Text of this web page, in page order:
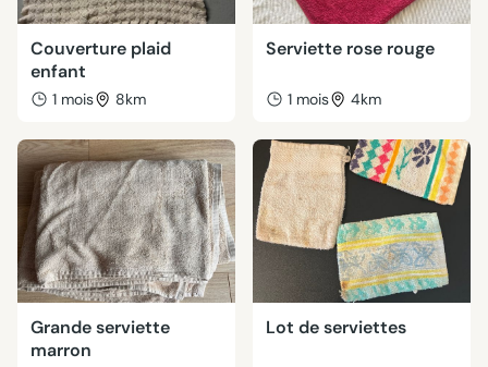
Couverture plaid
enfant
1 mois 8km
Serviette rose rouge
1 mois 4km
Grande serviette
marron
Lot de serviettes